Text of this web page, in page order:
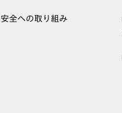
安全への取り組み